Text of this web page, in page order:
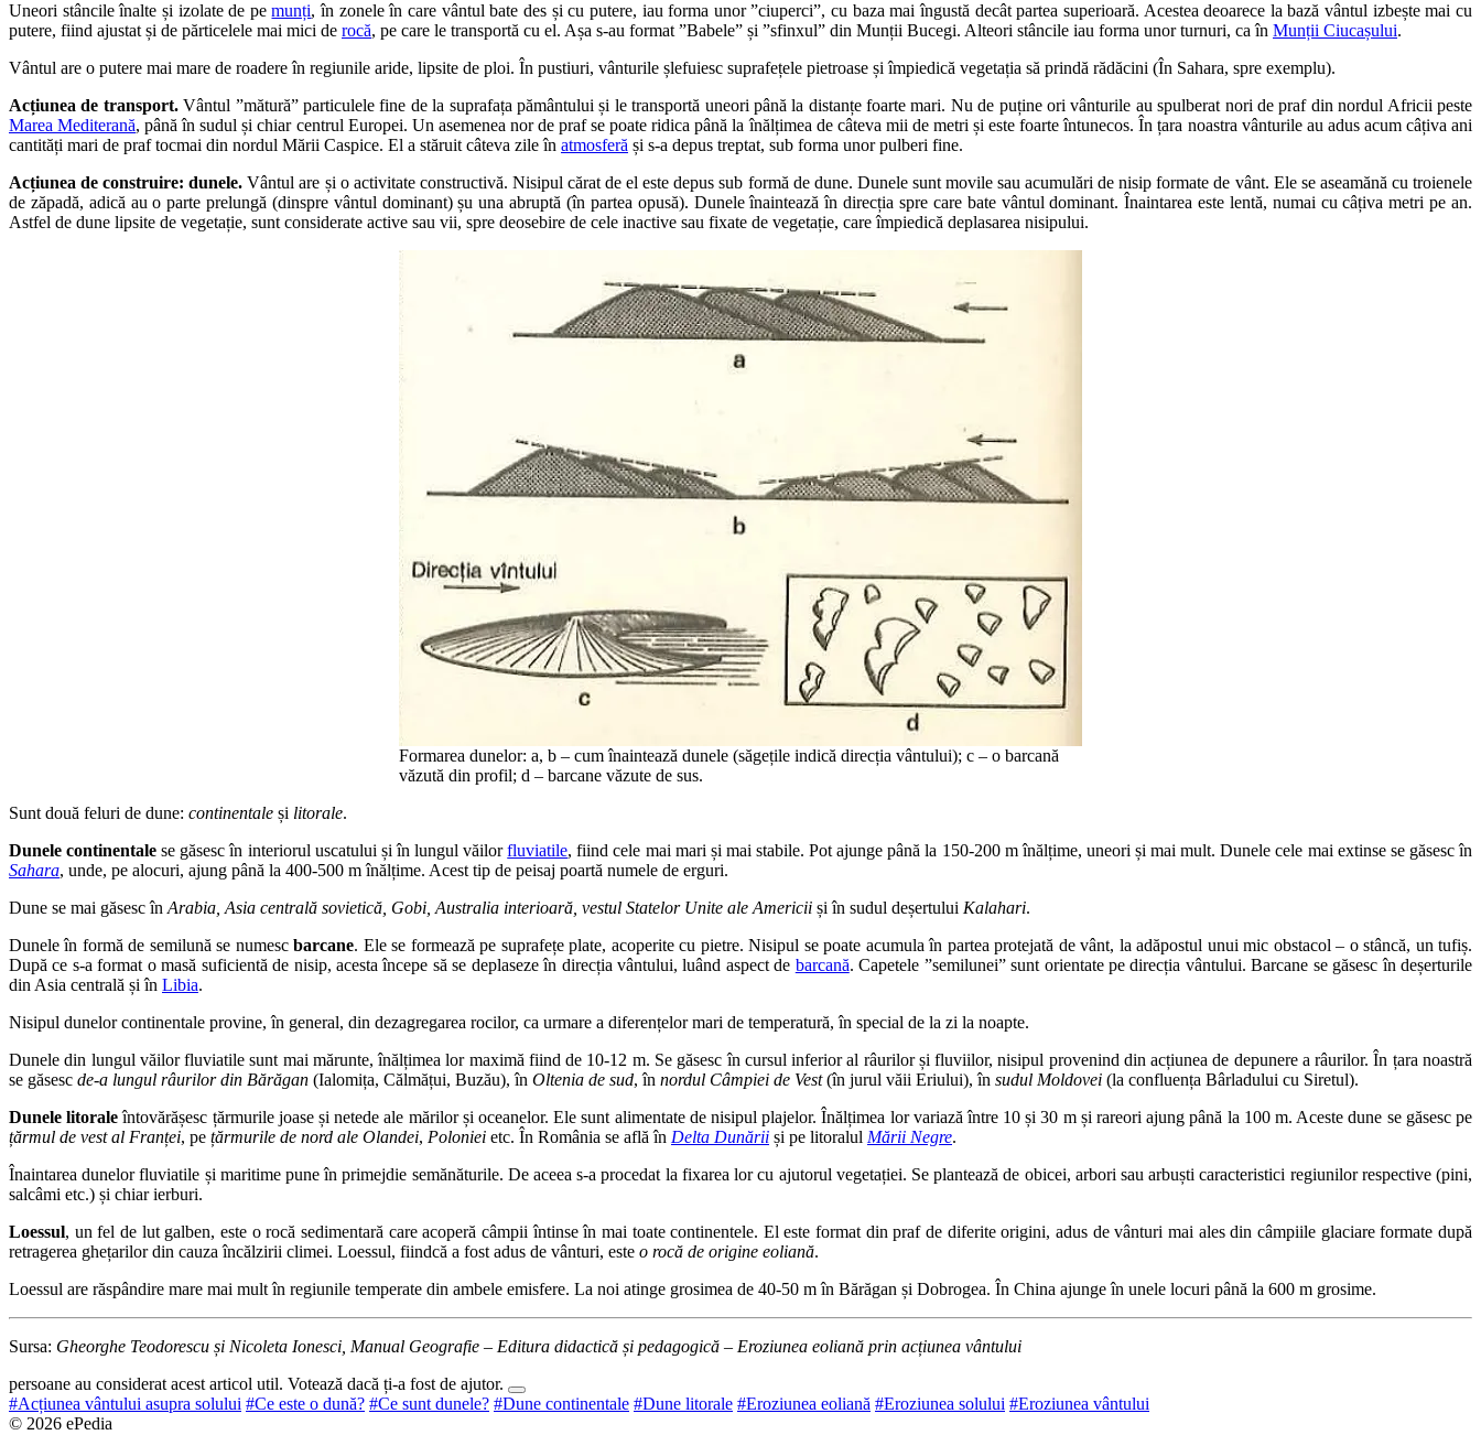
Uneori stâncile înalte și izolate de pemunți, în zonele în care vântul bate des și cu putere, iau forma unor ”ciuperci”, cu baza mai îngustă decât partea superioară. Acestea deoarece la bază vântul izbește mai cu
putere, fiind ajustat și de părticelele mai mici de rocă, pe care le transportă cu el. Așa s-au format ”Babele” și ”sfinxul” din Munții Bucegi. Alteori stâncile iau forma unor turnuri, ca în Munții Ciucașului.
Vântul are o putere mai mare de roadere în regiunile aride, lipsite de ploi. În pustiuri, vânturile șlefuiesc suprafețele pietroase și împiedică vegetația să prindă rădăcini (În Sahara, spre exemplu).
Acțiunea de transport.Vântul ”mătură” particulele fine de la suprafața pământului și le transportă uneori până la distanțe foarte mari. Nu de puține ori vânturile au spulberat nori de praf din nordul Africii peste
Marea Mediterană, până în sudul și chiar centrul Europei. Un asemenea nor de praf se poate ridica până la înălțimea de câteva mii de metri și este foarte întunecos. În țara noastra vânturile au adus acum câțiva ani
cantități mari de praf tocmai din nordul Mării Caspice. El a stăruit câteva zile în atmosferă și s-a depus treptat, sub forma unor pulberi fine.
Acțiunea de construire: dunele. Vântul are și o activitate constructivă. Nisipul cărat de el este depus sub formă de dune. Dunele sunt movile sau acumulări de nisip formate de vânt. Ele se aseamănă cu troienele
de zăpadă, adică au o parte prelungă (dinspre vântul dominant) șu una abruptă (în partea opusă). Dunele înaintează în direcția spre care bate vântul dominant. Înaintarea este lentă, numai cu câțiva metri pe an.
Astfel de dune lipsite de vegetație, sunt considerate active sau vii, spre deosebire de cele inactive sau fixate de vegetație, care împiedică deplasarea nisipului.
Formarea dunelor: a, b – cum înaintează dunele (săgețile indică direcția vântului); c – o barcană
văzută din profil; d – barcane văzute de sus.
Sunt două feluri de dune: continentale și litorale.
Dunele continentale se găsesc în interiorul uscatului și în lungul văilorfluviatile, fiind cele mai mari și mai stabile. Pot ajunge până la 150-200 m înălțime, uneori și mai mult. Dunele cele mai extinse se găsesc în
Sahara, unde, pe alocuri, ajung până la 400-500 m înălțime. Acest tip de peisaj poartă numele de erguri.
Dune se mai găsesc în Arabia, Asia centrală sovietică, Gobi, Australia interioară, vestul Statelor Unite ale Americii și în sudul deșertului Kalahari.
Dunele în formă de semilună se numescbarcane. Ele se formează pe suprafețe plate, acoperite cu pietre. Nisipul se poate acumula în partea protejată de vânt, la adăpostul unui mic obstacol – o stâncă, un tufiș.
După ce s-a format o masă suficientă de nisip, acesta începe să se deplaseze în direcția vântului, luând aspect de barcană. Capetele ”semilunei” sunt orientate pe direcția vântului. Barcane se găsesc în deșerturile
din Asia centrală și în Libia.
Nisipul dunelor continentale provine, în general, din dezagregarea rocilor, ca urmare a diferențelor mari de temperatură, în special de la zi la noapte.
Dunele din lungul văilor fluviatile sunt mai mărunte, înălțimea lor maximă fiind de 10-12 m. Se găsesc în cursul inferior al râurilor și fluviilor, nisipul provenind din acțiunea de depunere a râurilor. În țara noastră
se găsesc de-a lungul râurilor din Bărăgan (Ialomița, Călmățui, Buzău), în Oltenia de sud, în nordul Câmpiei de Vest(în jurul văii Eriului), în sudul Moldovei (la confluența Bârladului cu Siretul).
Dunele litoraleîntovărășesc țărmurile joase și netede ale mărilor și oceanelor. Ele sunt alimentate de nisipul plajelor. Înălțimea lor variază între 10 și 30 m și rareori ajung până la 100 m. Aceste dune se găsesc pe
țărmul de vest al Franței, pe țărmurile de nord ale Olandei, Poloniei etc. În România se află în Delta Dunării și pe litoralul Mării Negre.
Înaintarea dunelor fluviatile și maritime pune în primejdie semănăturile. De aceea s-a procedat la fixarea lor cu ajutorul vegetației. Se plantează de obicei, arbori sau arbuști caracteristici regiunilor respective (pini,
salcâmi etc.) și chiar ierburi.
Loessul, un fel de lut galben, este o rocă sedimentară care acoperă câmpii întinse în mai toate continentele. El este format din praf de diferite origini, adus de vânturi mai ales din câmpiile glaciare formate după
retragerea ghețarilor din cauza încălzirii climei. Loessul, fiindcă a fost adus de vânturi, este o rocă de origine eoliană.
Loessul are răspândire mare mai mult în regiunile temperate din ambele emisfere. La noi atinge grosimea de 40-50 m în Bărăgan și Dobrogea. În China ajunge în unele locuri până la 600 m grosime.
Sursa: Gheorghe Teodorescu și Nicoleta Ionesci, Manual Geografie – Editura didactică și pedagogică – Eroziunea eoliană prin acțiunea vântului
persoane au considerat acest articol util. Votează dacă ți-a fost de ajutor.
#Acțiunea vântului asupra solului #Ce este o dună? #Ce sunt dunele? #Dune continentale #Dune litorale #Eroziunea eoliană #Eroziunea solului #Eroziunea vântului
© 2026 ePedia